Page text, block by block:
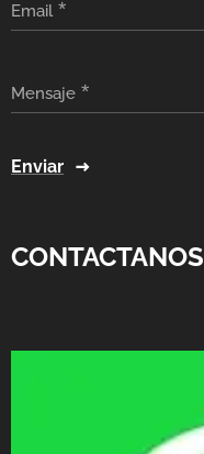
Email
Mensaje
Enviar
CONTACTANOS